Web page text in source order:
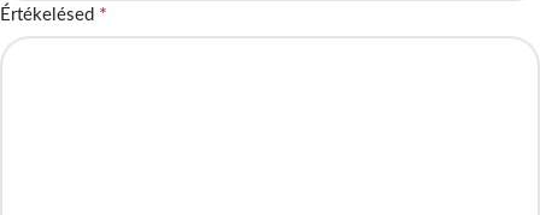
Értékelésed *